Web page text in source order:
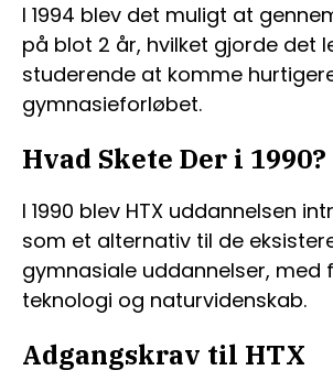
I 1994 blev det muligt at
på blot 2 år, hvilket gjorde det
studerende at komme
gymnasieforløbet.
Hvad Skete Der i 1990?
I 1990 blev HTX uddannelsen
som et alternativ til de
gymnasiale uddannelser, med
teknologi og naturvidenskab.
Adgangskrav til HTX